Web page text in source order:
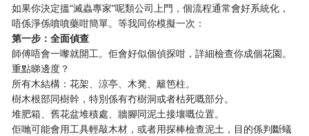
如果你決定搵“滅蟲專家”呢類公司上門，個流程通常會好系統化，
唔係淨係噴噴藥咁簡單。等我同你模擬一次：
第一步：全面偵查
師傅唔會一嚟就開工。佢會好似個偵探咁，詳細檢查你成個花園。
重點睇邊度？
所有木結構：花架、涼亭、木凳、籬笆柱。
樹木根部同樹幹，特別係有冇樹洞或者枯死嘅部分。
堆肥箱、舊花盆堆積處、牆腳同泥土接壤嘅位置。
佢哋可能會用工具輕敲木材，或者用探棒檢查泥土，目的係判斷蟻